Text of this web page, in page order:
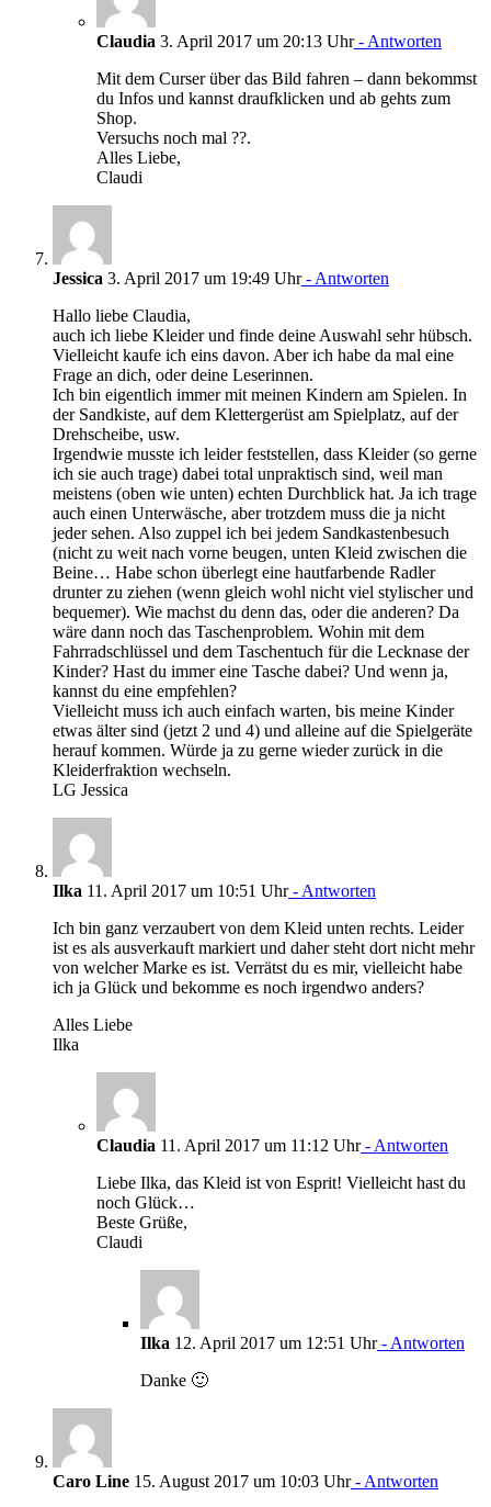
Claudia 3. April 2017 um 20:13 Uhr- Antworten
Mit dem Curser über das Bild fahren – dann bekommst
du Infos und kannst draufklicken und ab gehts zum
Shop.
Versuchs noch mal ??.
Alles Liebe,
Claudi
Jessica 3. April 2017 um 19:49 Uhr- Antworten
Hallo liebe Claudia,
auch ich liebe Kleider und finde deine Auswahl sehr hübsch.
Vielleicht kaufe ich eins davon. Aber ich habe da mal eine
Frage an dich, oder deine Leserinnen.
Ich bin eigentlich immer mit meinen Kindern am Spielen. In
der Sandkiste, auf dem Klettergerüst am Spielplatz, auf der
Drehscheibe, usw.
Irgendwie musste ich leider feststellen, dass Kleider (so gerne
ich sie auch trage) dabei total unpraktisch sind, weil man
meistens (oben wie unten) echten Durchblick hat. Ja ich trage
auch einen Unterwäsche, aber trotzdem muss die ja nicht
jeder sehen. Also zuppel ich bei jedem Sandkastenbesuch
(nicht zu weit nach vorne beugen, unten Kleid zwischen die
Beine… Habe schon überlegt eine hautfarbende Radler
drunter zu ziehen (wenn gleich wohl nicht viel stylischer und
bequemer). Wie machst du denn das, oder die anderen? Da
wäre dann noch das Taschenproblem. Wohin mit dem
Fahrradschlüssel und dem Taschentuch für die Lecknase der
Kinder? Hast du immer eine Tasche dabei? Und wenn ja,
kannst du eine empfehlen?
Vielleicht muss ich auch einfach warten, bis meine Kinder
etwas älter sind (jetzt 2 und 4) und alleine auf die Spielgeräte
herauf kommen. Würde ja zu gerne wieder zurück in die
Kleiderfraktion wechseln.
LG Jessica
Ilka 11. April 2017 um 10:51 Uhr- Antworten
Ich bin ganz verzaubert von dem Kleid unten rechts. Leider
ist es als ausverkauft markiert und daher steht dort nicht mehr
von welcher Marke es ist. Verrätst du es mir, vielleicht habe
ich ja Glück und bekomme es noch irgendwo anders?
Alles Liebe
Ilka
Claudia 11. April 2017 um 11:12 Uhr- Antworten
Liebe Ilka, das Kleid ist von Esprit! Vielleicht hast du
noch Glück…
Beste Grüße,
Claudi
Ilka 12. April 2017 um 12:51 Uhr- Antworten
Danke 🙂
Caro Line 15. August 2017 um 10:03 Uhr- Antworten